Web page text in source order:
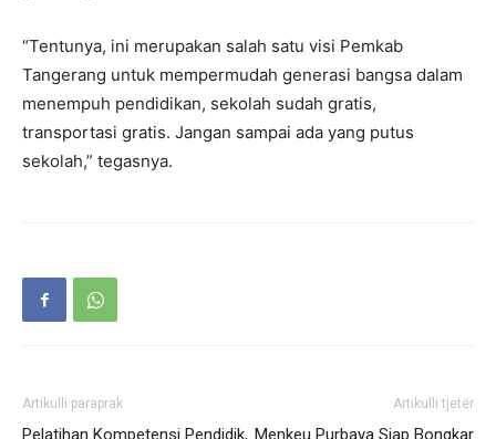
“Tentunya, ini merupakan salah satu visi Pemkab
Tangerang untuk mempermudah generasi bangsa dalam
menempuh pendidikan, sekolah sudah gratis,
transportasi gratis. Jangan sampai ada yang putus
sekolah,” tegasnya.
Artikulli paraprak
Pelatihan Kompetensi Pendidik,
Artikulli tjetër
Menkeu Purbaya Siap Bongkar